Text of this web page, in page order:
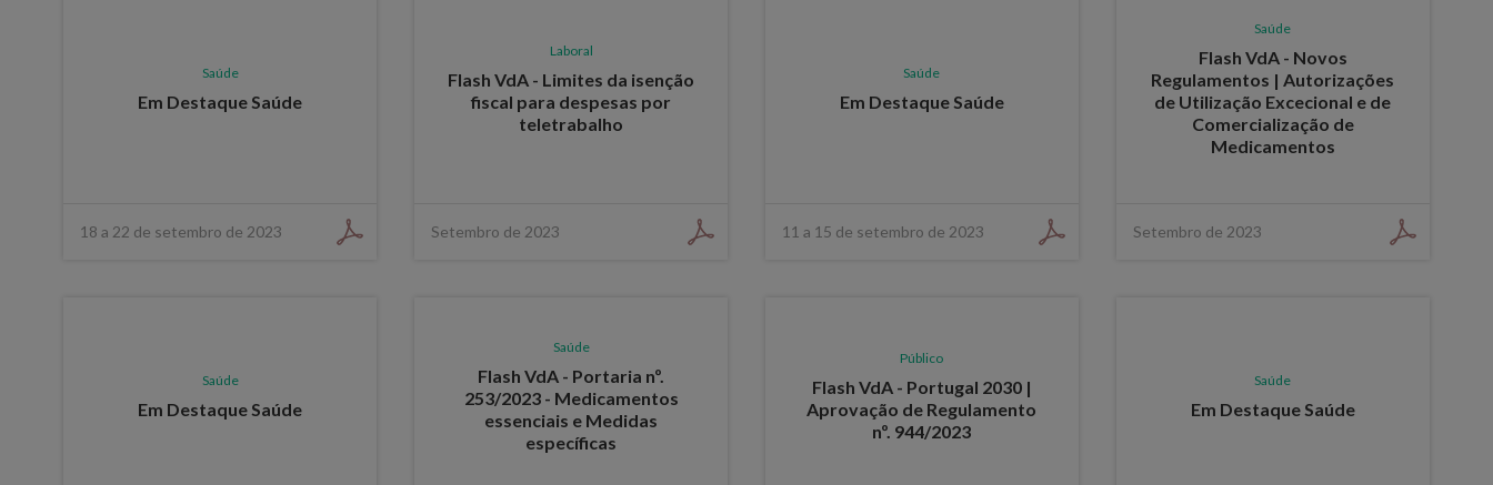
Saúde
Em Destaque Saúde
18 a 22 de setembro de 2023
Laboral
Flash VdA - Limites da isenção
fiscal para despesas por
teletrabalho
Setembro de 2023
Saúde
Em Destaque Saúde
11 a 15 de setembro de 2023
Saúde
Flash VdA - Novos
Regulamentos | Autorizações
de Utilização Excecional e de
Comercialização de
Medicamentos
Setembro de 2023
Saúde
Em Destaque Saúde
Saúde
Flash VdA - Portaria nº.
253/2023 - Medicamentos
essenciais e Medidas
específicas
Público
Flash VdA - Portugal 2030 |
Aprovação de Regulamento
nº. 944/2023
Saúde
Em Destaque Saúde